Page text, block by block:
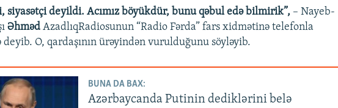
siyasətçi deyildi. Acımız böyükdür, bunu qəbul edə bilmirik”, – Nayeb-
ƏhmədAzadlıqRadiosunun “Radio Fərda” fars xidmətinə telefonla
O, qardaşının ürəyindən vurulduğunu söyləyib.
BUNA DA BAX:
Azərbaycanda Putinin dediklərini belə